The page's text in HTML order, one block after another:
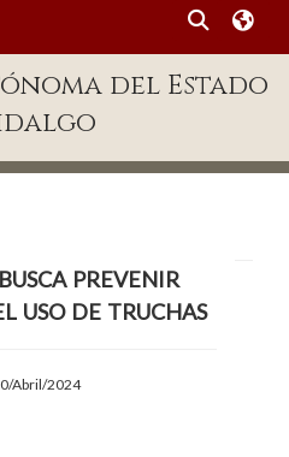
del Estado
prevenir
uso de truchas
Abril/2024